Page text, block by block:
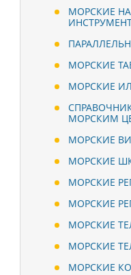
МОРСКИЕ
МОРСКИЕ
МОРСКИЕ
МОРСКИМ
МОРСКИЕ
МОРСКИЕ
МОРСКИЕ
МОРСКИЕ
МОРСКИЕ
МОРСКИЕ
МОРСКИЕ